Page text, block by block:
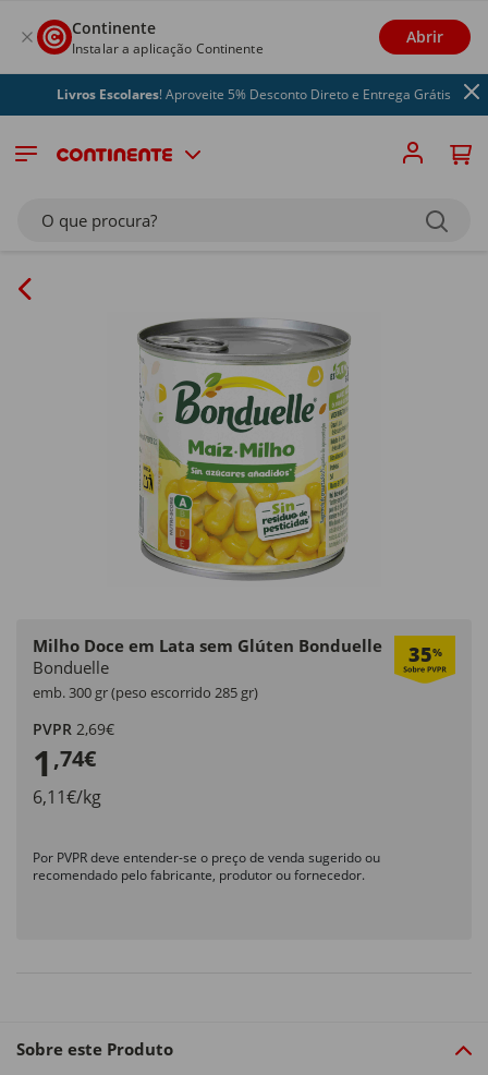
Continente
Instalar a aplicação Continente
Abrir
Livros Escolares! Aproveite 5% Desconto Direto e Entrega Grátis
O que procura?
Milho Doce em Lata sem Glúten Bonduelle 35%
Bonduelle
emb. 300 gr (peso escorrido 285 gr)
PVPR 2,69€
1 ,74€
6,11€/kg
Por PVPR deve entender-se o preço de venda sugerido ou
recomendado pelo fabricante, produtor ou fornecedor.
Sobre este Produto